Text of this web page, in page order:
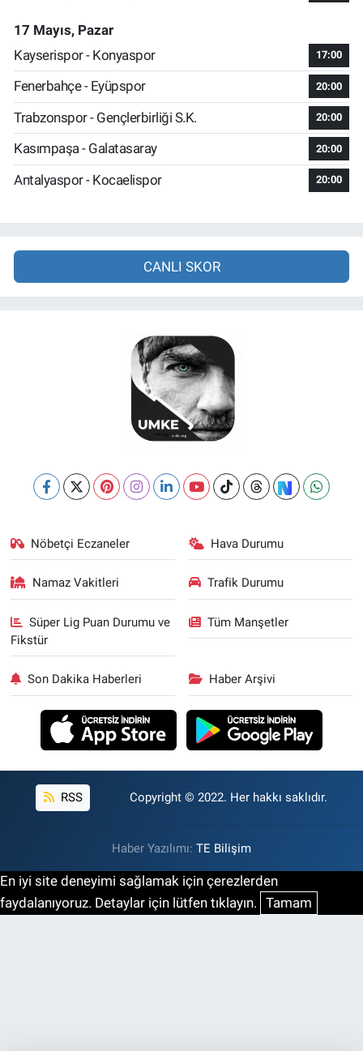
17 Mayıs, Pazar
Kayserispor - Konyaspor
17:00
Fenerbahçe - Eyüpspor 20:00
Trabzonspor - Gençlerbirliği S.K. 20:00
Kasımpaşa - Galatasaray 20:00
Antalyaspor - Kocaelispor 20:00
CANLI SKOR
Nöbetçi Eczaneler Hava Durumu
Namaz Vakitleri Trafik Durumu
Süper Lig Puan Durumu ve
Fikstür
Tüm Manşetler
Son Dakika Haberleri Haber Arşivi
RSS Copyright © 2022. Her hakkı saklıdır.
Haber Yazılımı: TE Bilişim
En iyi site deneyimi sağlamak için çerezlerden
faydalanıyoruz. Detaylar için lütfen tıklayın. Tamam